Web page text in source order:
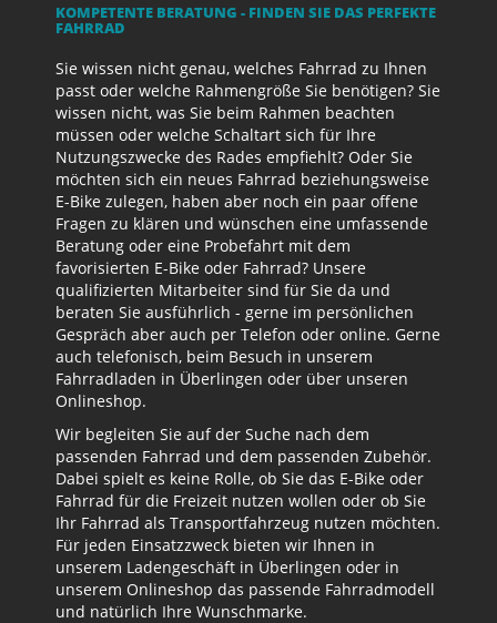
KOMPETENTE BERATUNG - FINDEN SIE DAS PERFEKTE
FAHRRAD
Sie wissen nicht genau, welches Fahrrad zu Ihnen
passt oder welche Rahmengröße Sie benötigen? Sie
wissen nicht, was Sie beim Rahmen beachten
müssen oder welche Schaltart sich für Ihre
Nutzungszwecke des Rades empfiehlt? Oder Sie
möchten sich ein neues Fahrrad beziehungsweise
E-Bike zulegen, haben aber noch ein paar offene
Fragen zu klären und wünschen eine umfassende
Beratung oder eine Probefahrt mit dem
favorisierten E-Bike oder Fahrrad? Unsere
qualifizierten Mitarbeiter sind für Sie da und
beraten Sie ausführlich - gerne im persönlichen
Gespräch aber auch per Telefon oder online. Gerne
auch telefonisch, beim Besuch in unserem
Fahrradladen in Überlingen oder über unseren
Onlineshop.
Wir begleiten Sie auf der Suche nach dem
passenden Fahrrad und dem passenden Zubehör.
Dabei spielt es keine Rolle, ob Sie das E-Bike oder
Fahrrad für die Freizeit nutzen wollen oder ob Sie
Ihr Fahrrad als Transportfahrzeug nutzen möchten.
Für jeden Einsatzzweck bieten wir Ihnen in
unserem Ladengeschäft in Überlingen oder in
unserem Onlineshop das passende Fahrradmodell
und natürlich Ihre Wunschmarke.